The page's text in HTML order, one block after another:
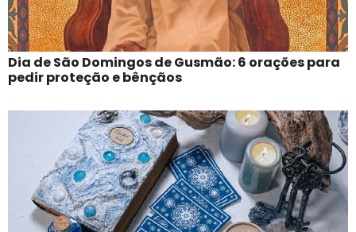
Dia de São Domingos de Gusmão: 6 orações para
pedir proteção e bênçãos